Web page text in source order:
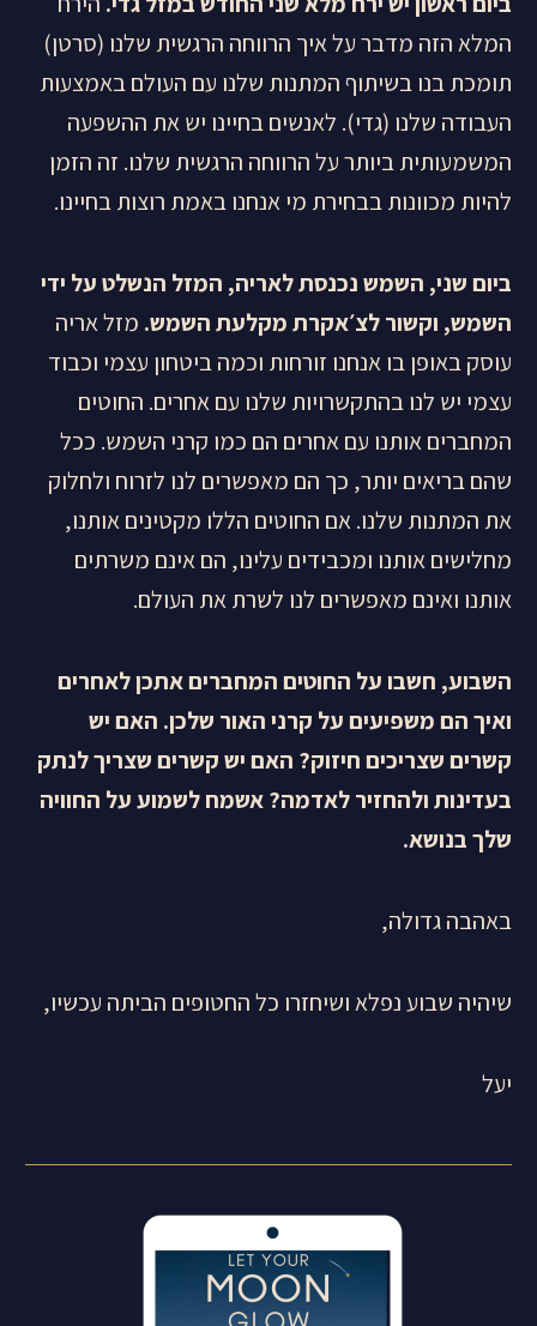
המלא הזה מדבר על איך הרווחה הרגשית שלנו (סרטן)
תומכת בנו בשיתוף המתנות שלנו עם העולם באמצעות
העבודה שלנו (גדי). לאנשים בחיינו יש את ההשפעה
המשמעותית ביותר על הרווחה הרגשית שלנו. זה הזמן
להיות מכוונות בבחירת מי אנחנו באמת רוצות בחיינו.
ביום שני, השמש נכנסת לאריה, המזל הנשלט על ידי
השמש, וקשור לצ׳אקרת מקלעת השמש. מזל אריה
עוסק באופן בו אנחנו זורחות וכמה ביטחון עצמי וכבוד
עצמי יש לנו בהתקשרויות שלנו עם אחרים. החוטים
המחברים אותנו עם אחרים הם כמו קרני השמש. ככל
שהם בריאים יותר, כך הם מאפשרים לנו לזרוח ולחלוק
את המתנות שלנו. אם החוטים הללו מקטינים אותנו,
מחלישים אותנו ומכבידים עלינו, הם אינם משרתים
אותנו ואינם מאפשרים לנו לשרת את העולם.
השבוע, חשבו על החוטים המחברים אתכן לאחרים
ואיך הם משפיעים על קרני האור שלכן. האם יש
קשרים שצריכים חיזוק? האם יש קשרים שצריך לנתק
בעדינות ולהחזיר לאדמה? אשמח לשמוע על החוויה
שלך בנושא.
באהבה גדולה,
שיהיה שבוע נפלא ושיחזרו כל החטופים הביתה עכשיו,
יעל